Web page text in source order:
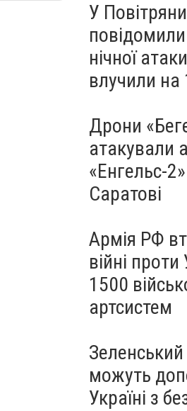
У
нічної
влучили на
Дрони
атакували
«Енгельс-
Саратові
Армія РФ
війні
1500
артсистем
можуть
Україні з